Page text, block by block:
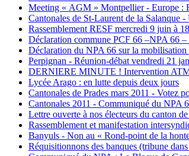
Meeting « AGM » Montpellier - Europe :
Cantonales de St-Laurent de la Salanque
Rassemblement RESF mercredi 9 juin à
Déclaration commune PCF 66 –NPA 66 –
Déclaration du NPA 66 sur la
Perpignan - Réunion-débat vendredi 21
DERNIERE MINUTE ! Intervention
Lycée Arago : en lutte depuis deux jours
Cantonales de Prades mars 2011 - Votez
Cantonales 2011 - Communiqué du NPA
Lettre ouverte à nos électeurs du canton de
Rassemblement et manifestation
Banyuls - Non au « Rond-point de la
Réquisitionnons des banques (tribune